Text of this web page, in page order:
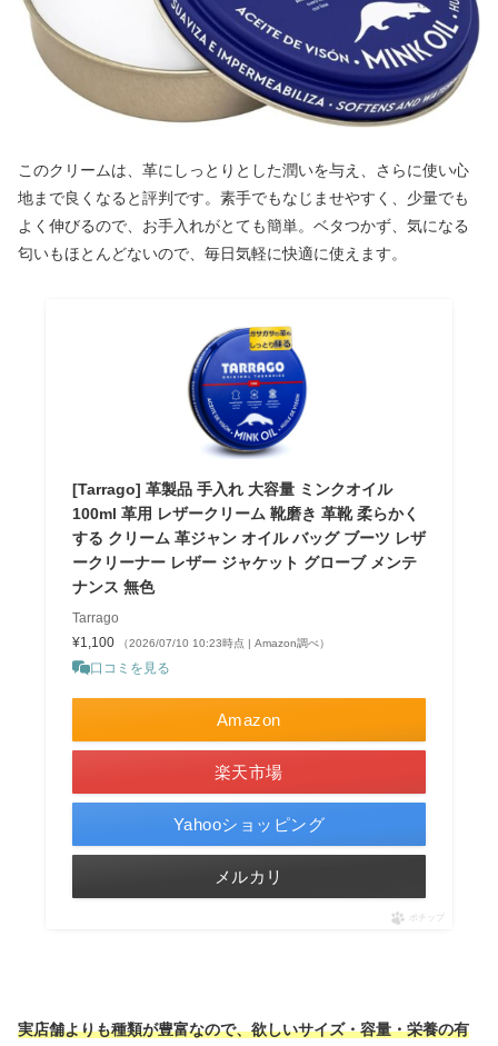
このクリームは、革にしっとりとした潤いを与え、さらに使い心
地まで良くなると評判です。素手でもなじませやすく、少量でも
よく伸びるので、お手入れがとても簡単。ベタつかず、気になる
匂いもほとんどないので、毎日気軽に快適に使えます。
[Tarrago] 革製品 手入れ 大容量 ミンクオイル
100ml 革用 レザークリーム 靴磨き 革靴 柔らかく
する クリーム 革ジャン オイル バッグ ブーツ レザ
ークリーナー レザー ジャケット グローブ メンテ
ナンス 無色
Tarrago
¥1,100
（2026/07/10 10:23時点 | Amazon調べ）
口コミを見る
Amazon
楽天市場
Yahooショッピング
メルカリ
ポチップ
実店舗よりも種類が豊富なので、欲しいサイズ・容量・栄養の有